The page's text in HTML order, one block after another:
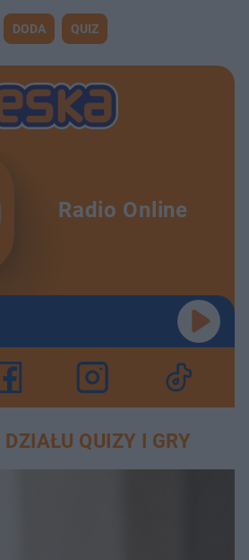
DODA QUIZ
Radio Online
QUIZY I GRY